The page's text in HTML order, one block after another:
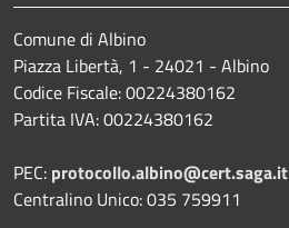
Comune di Albino
Piazza Libertà, 1 - 24021 - Albino
Codice Fiscale: 00224380162
Partita IVA: 00224380162
PEC: protocollo.albino@cert.saga.it
Centralino Unico: 035 759911